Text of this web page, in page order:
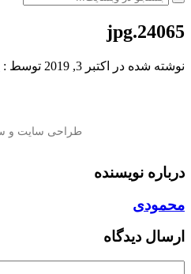
24065.jpg
نوشته شده در اکتبر 3, 2019 توسط :
درباره نویسنده
محمودی
ارسال دیدگاه